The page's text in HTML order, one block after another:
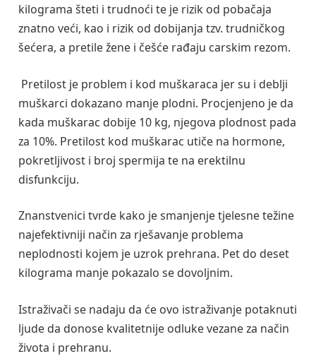
kilograma šteti i trudnoći te je rizik od pobačaja
znatno veći, kao i rizik od dobijanja tzv. trudničkog
šećera, a pretile žene i češće rađaju carskim rezom.
Pretilost je problem i kod muškaraca jer su i deblji
muškarci dokazano manje plodni. Procjenjeno je da
kada muškarac dobije 10 kg, njegova plodnost pada
za 10%. Pretilost kod muškarac utiče na hormone,
pokretljivost i broj spermija te na erektilnu
disfunkciju.
Znanstvenici tvrde kako je smanjenje tjelesne težine
najefektivniji način za rješavanje problema
neplodnosti kojem je uzrok prehrana. Pet do deset
kilograma manje pokazalo se dovoljnim.
Istraživači se nadaju da će ovo istraživanje potaknuti
ljude da donose kvalitetnije odluke vezane za način
života i prehranu.